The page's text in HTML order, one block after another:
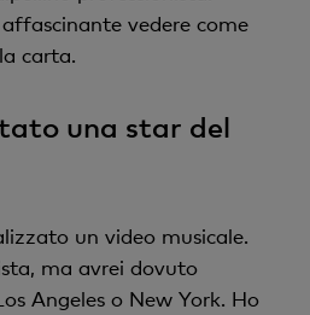
vedere come
carta.
una star del
un video musicale.
ma avrei dovuto
Angeles o New York. Ho